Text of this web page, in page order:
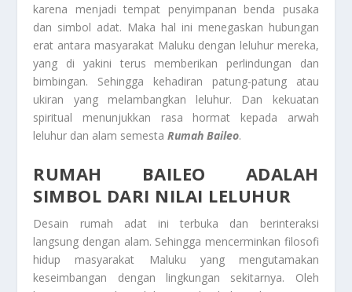
karena menjadi tempat penyimpanan benda pusaka
dan simbol adat. Maka hal ini menegaskan hubungan
erat antara masyarakat Maluku dengan leluhur mereka,
yang di yakini terus memberikan perlindungan dan
bimbingan. Sehingga kehadiran patung-patung atau
ukiran yang melambangkan leluhur. Dan kekuatan
spiritual menunjukkan rasa hormat kepada arwah
leluhur dan alam semestaRumah Baileo.
RUMAH BAILEO ADALAH
SIMBOL DARI NILAI LELUHUR
Desain rumah adat ini terbuka dan berinteraksi
langsung dengan alam. Sehingga mencerminkan filosofi
hidup masyarakat Maluku yang mengutamakan
keseimbangan dengan lingkungan sekitarnya. Oleh